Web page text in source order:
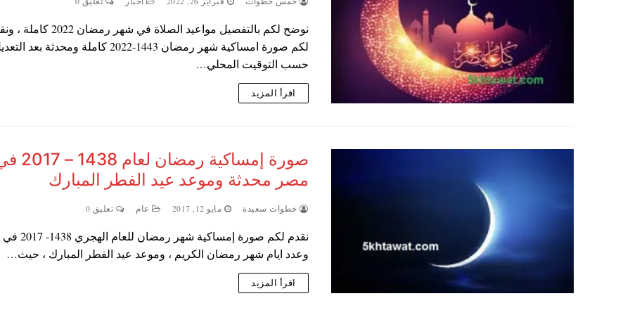
نوضح لكم بالتفصيل مواعيد الصلاة في شهر رمضان
لكم صورة امساكية شهر رمضان 1443-2022 كاملة ومحدثة بعد
حسب التوقيت المحلي…
اقرأ المزيد
صورة إمساكية رمضان
مصر محدثة وموعد عيد الفطر المبارك
خطوات سعيدة مايو 12, 2017 عام تعليق 0
نقدم لكم صورة
وعدد ايام شهر رمضان الكريم ، وموعد عيد الفطر المبارك ، حيث…
اقرأ المزيد